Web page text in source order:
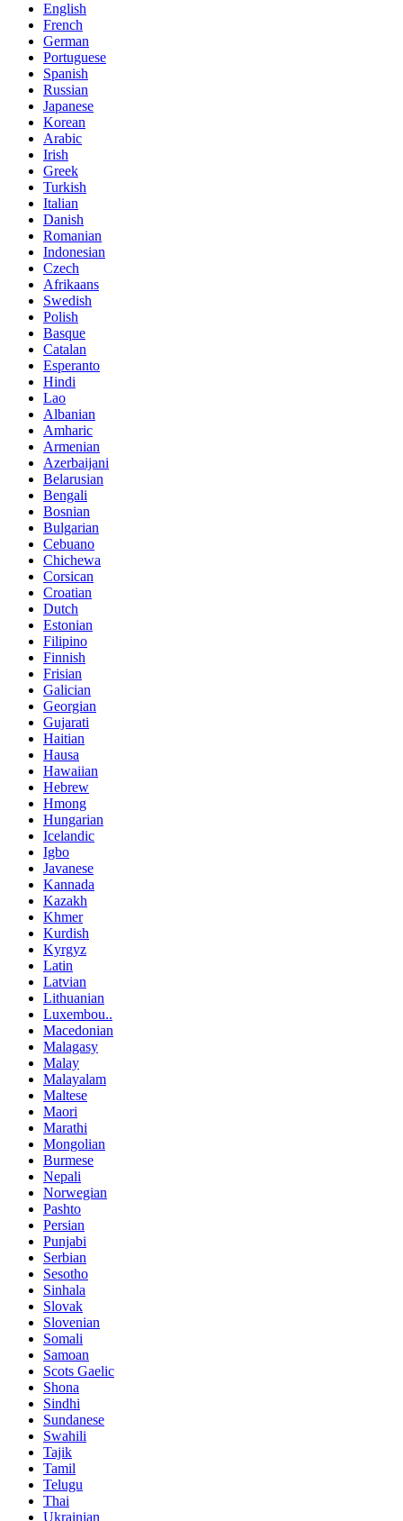
English
French
German
Portuguese
Spanish
Russian
Japanese
Korean
Arabic
Irish
Greek
Turkish
Italian
Danish
Romanian
Indonesian
Czech
Afrikaans
Swedish
Polish
Basque
Catalan
Esperanto
Hindi
Lao
Albanian
Amharic
Armenian
Azerbaijani
Belarusian
Bengali
Bosnian
Bulgarian
Cebuano
Chichewa
Corsican
Croatian
Dutch
Estonian
Filipino
Finnish
Frisian
Galician
Georgian
Gujarati
Haitian
Hausa
Hawaiian
Hebrew
Hmong
Hungarian
Icelandic
Igbo
Javanese
Kannada
Kazakh
Khmer
Kurdish
Kyrgyz
Latin
Latvian
Lithuanian
Luxembou..
Macedonian
Malagasy
Malay
Malayalam
Maltese
Maori
Marathi
Mongolian
Burmese
Nepali
Norwegian
Pashto
Persian
Punjabi
Serbian
Sesotho
Sinhala
Slovak
Slovenian
Somali
Samoan
Scots Gaelic
Shona
Sindhi
Sundanese
Swahili
Tajik
Tamil
Telugu
Thai
Ukrainian